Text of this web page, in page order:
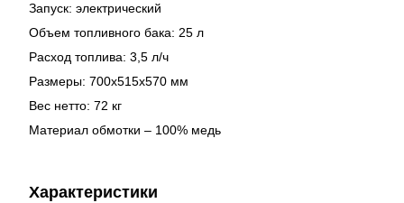
Запуск: электрический
Объем топливного бака: 25 л
Расход топлива: 3,5 л/ч
Размеры: 700x515x570 мм
Вес нетто: 72 кг
Материал обмотки – 100% медь
Характеристики